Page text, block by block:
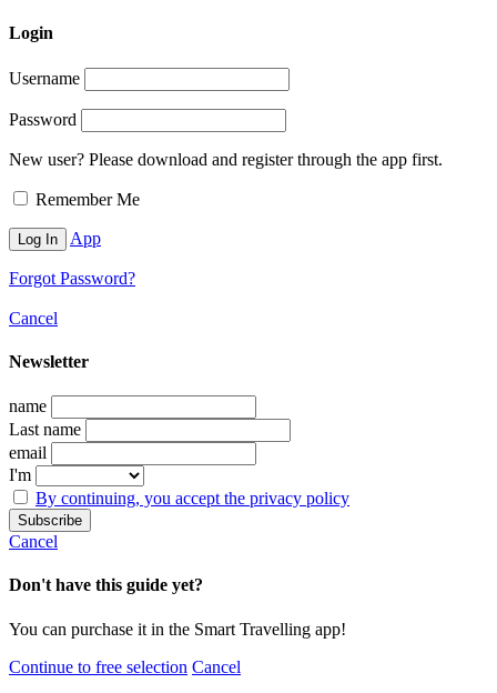
Login
Username
Password
New user? Please download and register through the app first.
Remember Me
App
Forgot Password?
Cancel
Newsletter
name
Last name
email
I'm
By continuing, you accept the privacy policy
Cancel
Don't have this guide yet?
You can purchase it in the Smart Travelling app!
Continue to free selection Cancel